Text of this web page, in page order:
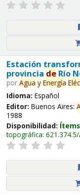
Estación
provincia deRío
por Agua y Energía
Idioma: Español
Editor: Buenos Aires:
1988
Disponibilidad:
topográfica: